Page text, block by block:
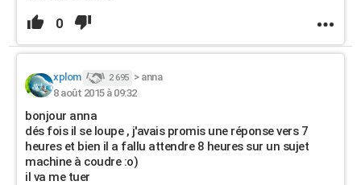
0
xplom 2 695 > anna
8 août 2015 à 09:32
bonjour anna
dés fois il se loupe , j'avais promis une réponse vers 7
heures et bien il a fallu attendre 8 heures sur un sujet
machine à coudre :o)
il va me tuer